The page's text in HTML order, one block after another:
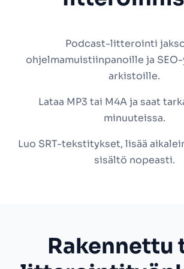
Podcast-litterointi
ohjelmamuistiinpanoille ja
arkistoille.
Lataa MP3 tai M4A ja saat
minuuteissa.
Luo SRT-tekstitykset, lisää
sisältö nopeasti.
Rakennettu